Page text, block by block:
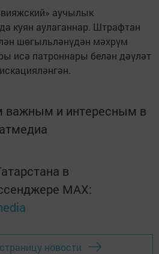
аучылык
куян аулаганнар. Штрафтан
шөгыльләнүдән мәхрүм
исә патроннары белән дәүләт
важным и интересным в
в
MАХ:
новости